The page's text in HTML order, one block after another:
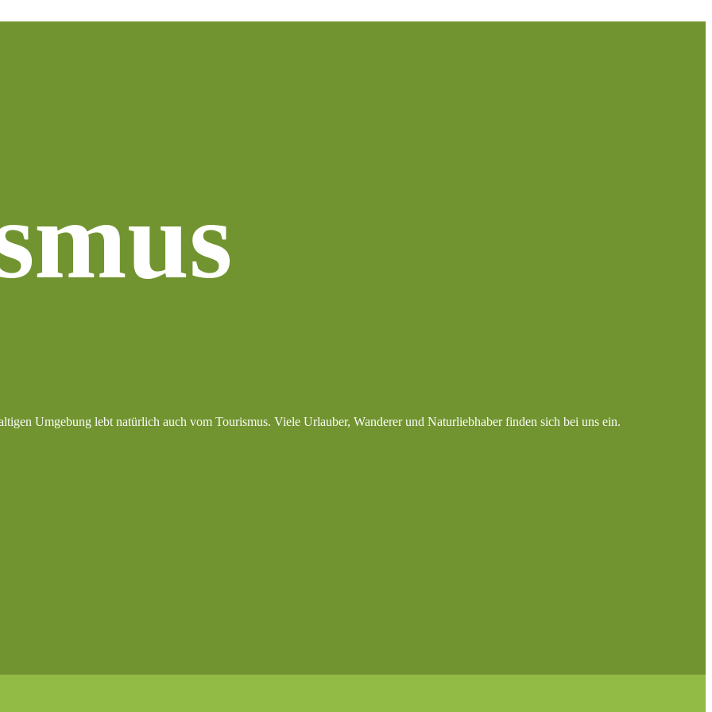
Umgebung lebt natürlich auch vom Tourismus. Viele Urlauber, Wanderer und Naturliebhaber finden sich bei uns ein.